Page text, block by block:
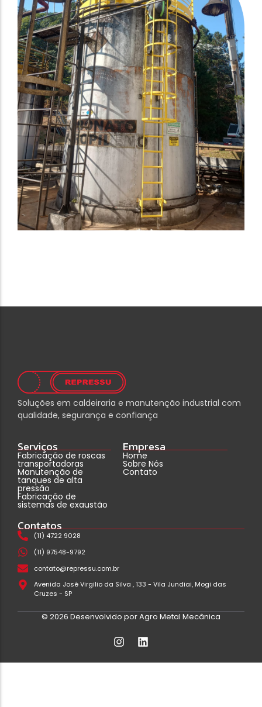
Soluções em caldeiraria e manutenção industrial com
qualidade, segurança e confiança
Serviços
Fabricação de roscas
transportadoras
Manutenção de
tanques de alta
pressão
Fabricação de
sistemas de exaustão
Empresa
Home
Sobre Nós
Contato
Contatos
(11) 4722 9028
(11) 97548-9792
contato@repressu.com.br
Avenida José Virgilio da Silva , 133 - Vila Jundiai, Mogi das
Cruzes - SP
© 2026 Desenvolvido por Agro Metal Mecânica